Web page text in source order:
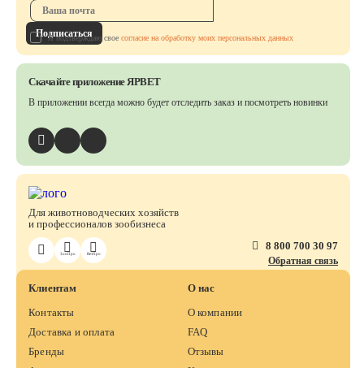
ЗооПро ВетПро
Для животноводческих хозяйств
и профессионалов зообизнеса
8 800 700 30 97
Обратная связь
Клиентам
Контакты
Доставка и оплата
Бренды
О нас
О компании
FAQ
Отзывы
Подписаться
Я подтверждаю свое согласие на обработку моих персональных данных
Скачайте приложение ЯРВЕТ
В приложении всегда можно будет отследить заказ и посмотреть новинки